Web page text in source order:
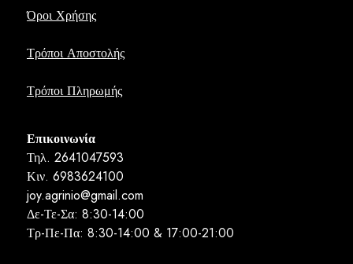
Όροι Χρήσης
Τρόποι Αποστολής
Τρόποι Πληρωμής
Επικοινωνία
Τηλ. 2641047593
Κιν. 6983624100
joy.agrinio@gmail.com
Δε-Τε-Σα: 8:30-14:00
Τρ-Πε-Πα: 8:30-14:00 & 17:00-21:00